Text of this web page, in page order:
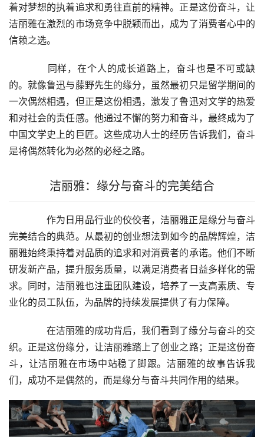
着对梦想的执着追求和勇往直前的精神。正是这份奋斗，让
洁丽雅在激烈的市场竞争中脱颖而出，成为了消费者心中的
信赖之选。
同样，在个人的成长道路上，奋斗也是不可或缺
的。就像鲁迅与藤野先生的缘分，虽然最初只是留学期间的
一次偶然相遇，但正是这份相遇，激发了鲁迅对文学的热爱
和对社会的责任感。他通过不懈的努力和奋斗，最终成为了
中国文学史上的巨匠。这些成功人士的经历告诉我们，奋斗
是将偶然转化为必然的必经之路。
洁丽雅：缘分与奋斗的完美结合
作为日用品行业的佼佼者，洁丽雅正是缘分与奋斗
完美结合的典范。从最初的创业想法到如今的品牌辉煌，洁
丽雅始终秉持着对品质的追求和对消费者的承诺。他们不断
研发新产品，提升服务质量，以满足消费者日益多样化的需
求。同时，洁丽雅也注重团队建设，培养了一支高素质、专
业化的员工队伍，为品牌的持续发展提供了有力保障。
在洁丽雅的成功背后，我们看到了缘分与奋斗的交
织。正是这份缘分，让洁丽雅踏上了创业之路；正是这份奋
斗，让洁丽雅在市场中站稳了脚跟。洁丽雅的故事告诉我
们，成功不是偶然的，而是缘分与奋斗共同作用的结果。